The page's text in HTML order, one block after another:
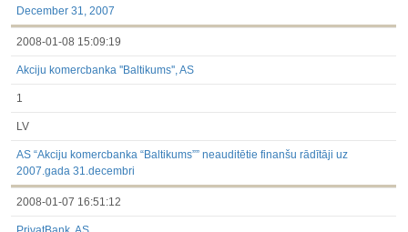
December 31, 2007
2008-01-08 15:09:19
Akciju komercbanka ''Baltikums'', AS
1
LV
AS “Akciju komercbanka “Baltikums”” neauditētie finanšu rādītāji uz
2007.gada 31.decembri
2008-01-07 16:51:12